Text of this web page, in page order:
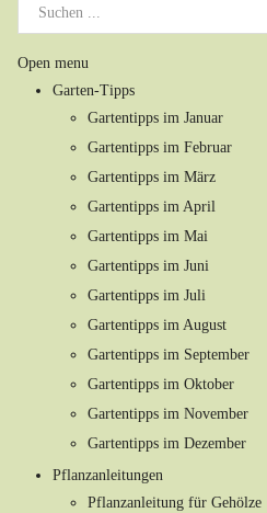
Open menu
Garten-Tipps
Gartentipps im Januar
Gartentipps im Februar
Gartentipps im März
Gartentipps im April
Gartentipps im Mai
Gartentipps im Juni
Gartentipps im Juli
Gartentipps im August
Gartentipps im September
Gartentipps im Oktober
Gartentipps im November
Gartentipps im Dezember
Pflanzanleitungen
Pflanzanleitung für Gehölze